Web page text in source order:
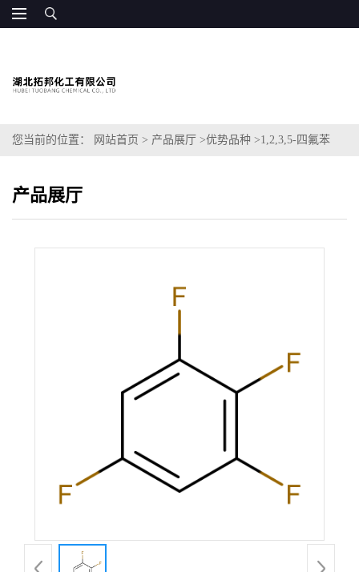
您当前的位置： 网站首页 > 产品展厅 >优势品种 >1,2,3,5-四氟苯
产品展厅